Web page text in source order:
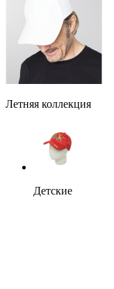
Летняя коллекция
Детские